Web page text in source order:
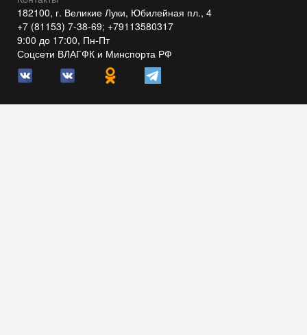
182100, г. Великие Луки, Юбилейная пл., 4
+7 (81153) 7-38-69; +79113580317
9:00 до 17:00, Пн-Пт
Соцсети ВЛАГФК и Минспорта РФ